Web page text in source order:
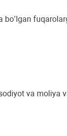
bo’lgan
va moliya